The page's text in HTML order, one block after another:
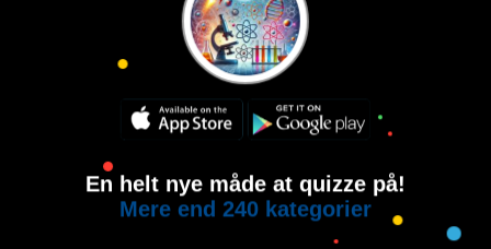
En helt nye måde at quizze på!
Mere end 240 kategorier